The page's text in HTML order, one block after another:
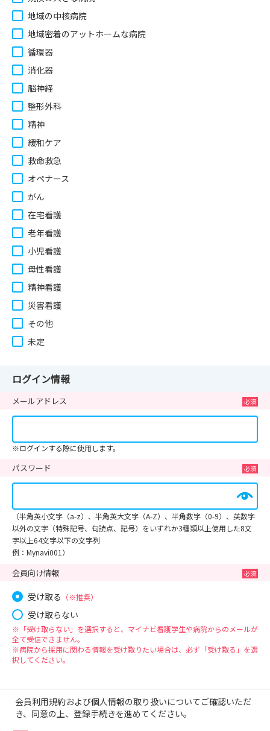
地域の中核病院
地域密着のアットホームな病院
循環器
消化器
脳神経
整形外科
精神
緩和ケア
救命救急
オペナース
がん
在宅看護
老年看護
小児看護
母性看護
精神看護
災害看護
その他
未定
ログイン情報
メールアドレス
※ログインする際に使用します。
パスワード
（半角英小文字（a-z）、半角英大文字（A-Z）、半角数字（0-9）、英数字
以外の文字（特殊記号、句読点、記号）をいずれか3種類以上使用した8文
字以上64文字以下の文字列
例：Mynavi001）
会員向け情報
受け取る （※推奨）
受け取らない
※「受け取らない」を選択すると、マイナビ看護学生や病院からのメールが
全て受信できません。
※病院から採用に関わる情報を受け取りたい場合は、必ず「受け取る」を選
択してください。
会員利用規約および個人情報の取り扱いについてご確認いただ
き、同意の上、登録手続きを進めてください。